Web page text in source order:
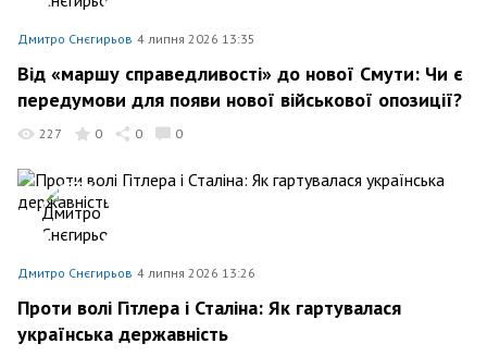
Дмитро Снєгирьов 4 липня 2026 13:35
Від «маршу справедливості» до нової Смути: Чи є
передумови для появи нової військової опозиції?
227 0 0 0
Дмитро Снєгирьов 4 липня 2026 13:26
Проти волі Гітлера і Сталіна: Як гартувалася
українська державність